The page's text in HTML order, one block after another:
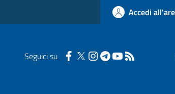
Accedi
Seguici su